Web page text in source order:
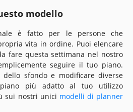
modello
è fatto per le persone che
vita in ordine. Puoi elencare
fare questa settimana nel nostro
seguire il tuo piano.
sfondo e modificare diverse
più adatto al tuo utilizzo
sui nostri unici modelli di planner